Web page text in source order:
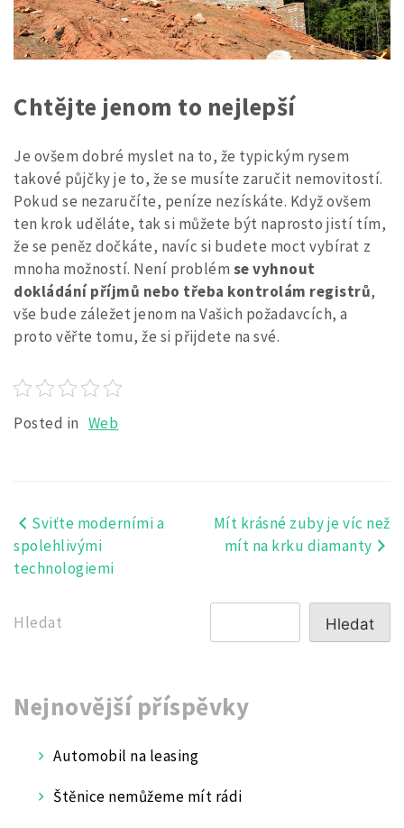
Chtějte jenom to nejlepší
Je ovšem dobré myslet na to, že typickým rysem
takové půjčky je to, že se musíte zaručit nemovitostí.
Pokud se nezaručíte, peníze nezískáte. Když ovšem
ten krok uděláte, tak si můžete být naprosto jistí tím,
že se peněz dočkáte, navíc si budete moct vybírat z
mnoha možností. Není problém se vyhnout
dokládání příjmů nebo třeba kontrolám registrů,
vše bude záležet jenom na Vašich požadavcích, a
proto věřte tomu, že si přijdete na své.
Posted in Web
Navigace
pro
Sviťte moderními a
spolehlivými
technologiemi
Mít krásné zuby je víc než
mít na krku diamanty
Hledat Hledat
Nejnovější příspěvky
Automobil na leasing
Štěnice nemůžeme mít rádi